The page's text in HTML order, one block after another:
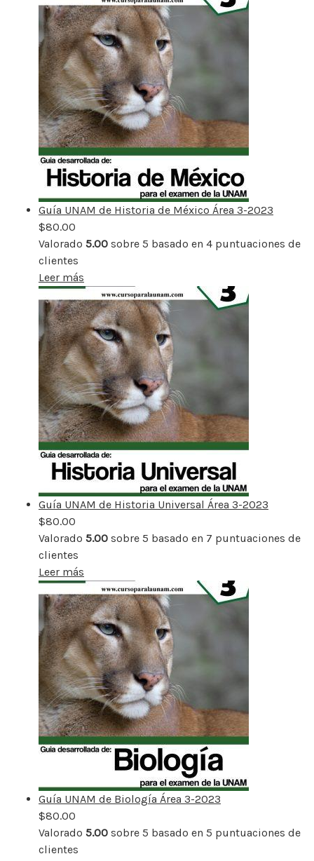
Guía UNAM de Historia de México Área 3-2023
$80.00
Valorado 5.00 sobre 5 basado en 4 puntuaciones de
clientes
Leer más
Guía UNAM de Historia Universal Área 3-2023
$80.00
Valorado 5.00 sobre 5 basado en 7 puntuaciones de
clientes
Leer más
Guía UNAM de Biología Área 3-2023
$80.00
Valorado 5.00 sobre 5 basado en 5 puntuaciones de
clientes